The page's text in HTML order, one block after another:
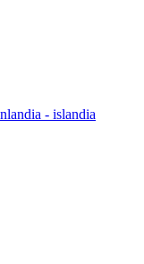
- islandia